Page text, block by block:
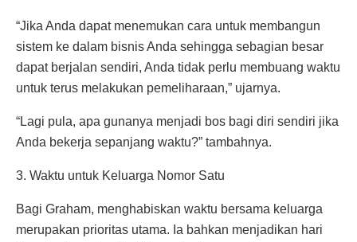
“Jika Anda dapat menemukan cara untuk membangun
sistem ke dalam bisnis Anda sehingga sebagian besar
dapat berjalan sendiri, Anda tidak perlu membuang waktu
untuk terus melakukan pemeliharaan,” ujarnya.
“Lagi pula, apa gunanya menjadi bos bagi diri sendiri jika
Anda bekerja sepanjang waktu?” tambahnya.
3. Waktu untuk Keluarga Nomor Satu
Bagi Graham, menghabiskan waktu bersama keluarga
merupakan prioritas utama. Ia bahkan menjadikan hari